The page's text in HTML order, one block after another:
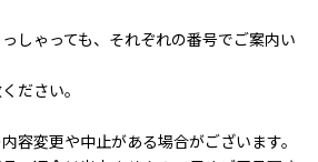
しゃっても、それぞれの番号でご案内い
ださい。
容変更や中止がある場合がございます。